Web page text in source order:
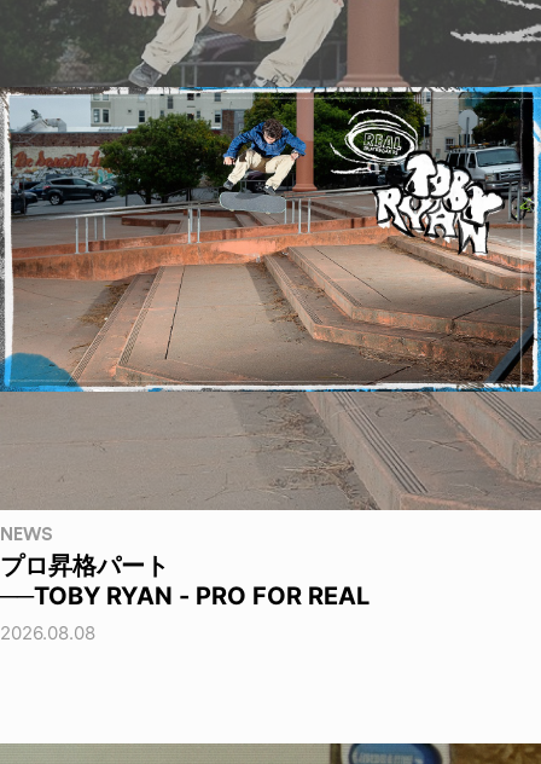
NEWS
プロ昇格パート
──TOBY RYAN - PRO FOR REAL
2026.08.08